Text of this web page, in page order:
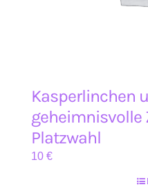
Kasperlinchen
geheimnisvolle
Platzwahl
10 €